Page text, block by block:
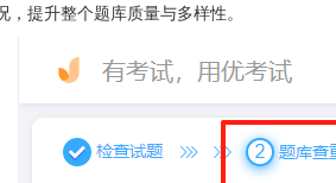
，提升整个题库质量与多样性。